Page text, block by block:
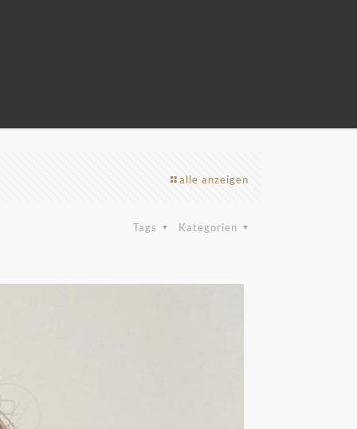
alle anzeigen
Kategorien
Tags